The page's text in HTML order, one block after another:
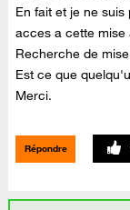
En fait et je ne
acces a cette mise
Recherche de
Est ce que
Merci.
Répondre